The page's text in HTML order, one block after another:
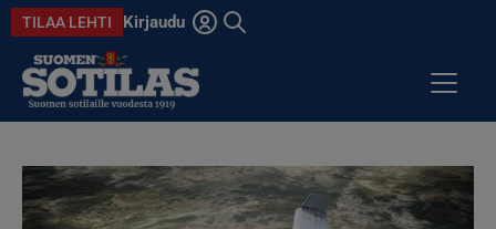
Hyppää pääsisältöön
TILAA LEHTI Kirjaudu Avaa haku
ARTIKKELIT
KOLUMNIT
Kuva